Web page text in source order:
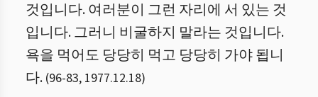
것입니다. 여러분이 그런 자리에 서 있는 것
입니다. 그러니 비굴하지 말라는 것입니다.
욕을 먹어도 당당히 먹고 당당히 가야 됩니
다. (96-83, 1977.12.18)